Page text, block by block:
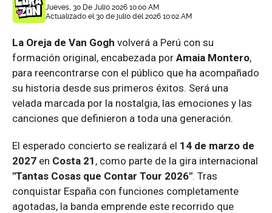
Jueves, 30 De Julio 2026 10:00 AM
Actualizado el 30 de julio del 2026 10:02 AM
La Oreja de Van Gogh volverá a Perú con su
formación original, encabezada por Amaia Montero,
para reencontrarse con el público que ha acompañado
su historia desde sus primeros éxitos. Será una
velada marcada por la nostalgia, las emociones y las
canciones que definieron a toda una generación.
El esperado concierto se realizará el 14 de marzo de
2027 en Costa 21 , como parte de la gira internacional
"Tantas Cosas que Contar Tour 2026". Tras
conquistar España con funciones completamente
agotadas, la banda emprende este recorrido que